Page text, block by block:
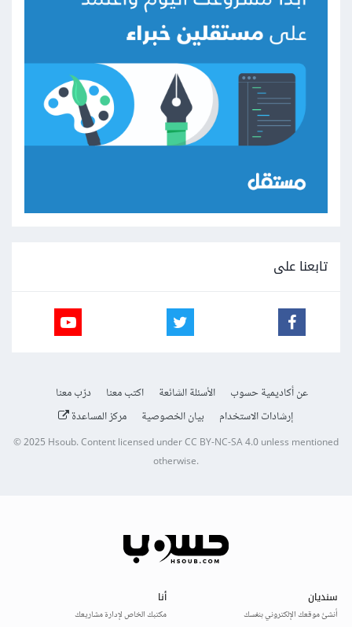
تابعنا على
عن أكاديمية حسوب الأسئلة الشائعة اكتب معنا
درّب معنا
إرشادات الاستخدام
بيان الخصوصية مركز المساعدة
© 2025Hsoub.Content licensed underCC BY-NC-SA 4.0unless mentioned
otherwise.